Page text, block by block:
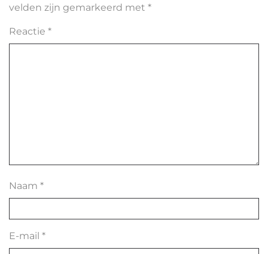
velden zijn gemarkeerd met *
Reactie *
Naam *
E-mail *